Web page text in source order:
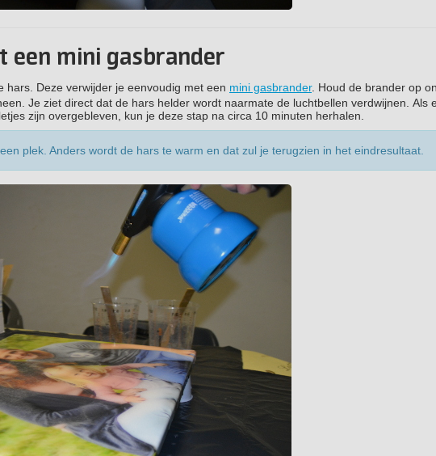
een mini gasbrander
hars. Deze verwijder je eenvoudig met een mini gasbrander. Houd de brander op
Je ziet direct dat de hars helder wordt naarmate de luchtbellen verdwijnen. Als
zijn overgebleven, kun je deze stap na circa 10 minuten herhalen.
plek. Anders wordt de hars te warm en dat zul je terugzien in het eindresultaat.